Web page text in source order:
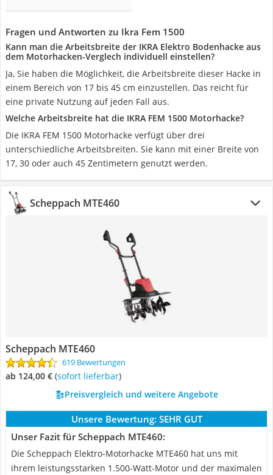
Fragen und Antworten zu Ikra Fem 1500
Kann man die Arbeitsbreite der IKRA Elektro Bodenhacke aus
dem Motorhacken-Verglech individuell einstellen?
Ja, Sie haben die Möglichkeit, die Arbeitsbreite dieser Hacke in
einem Bereich von 17 bis 45 cm einzustellen. Das reicht für
eine private Nutzung auf jeden Fall aus.
Welche Arbeitsbreite hat die IKRA FEM 1500 Motorhacke?
Die IKRA FEM 1500 Motorhacke verfügt über drei
unterschiedliche Arbeitsbreiten. Sie kann mit einer Breite von
17, 30 oder auch 45 Zentimetern genutzt werden.
Scheppach MTE460
Scheppach MTE460
619 Bewertungen
ab 124,00 € ( Sofort lieferbar)
Preisvergleich und weitere Angebote
Unsere Bewertung: SEHR GUT
Unser Fazit für Scheppach MTE460:
Die Scheppach Elektro-Motorhacke MTE460 hat uns mit
ihrem leistungsstarken 1.500-Watt-Motor und der maximalen